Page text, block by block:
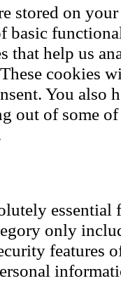
stored on
basic
that help us
cookies
You also
out of some
essential
only
features